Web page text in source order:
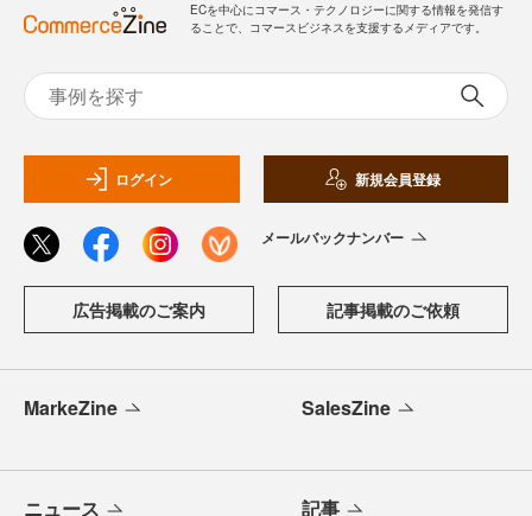
ECを中心にコマース・テクノロジーに関する情報を発信す
ることで、コマースビジネスを支援するメディアです。
ログイン 新規会員登録
メールバックナンバー
広告掲載のご案内 記事掲載のご依頼
MarkeZine SalesZine
ニュース 記事